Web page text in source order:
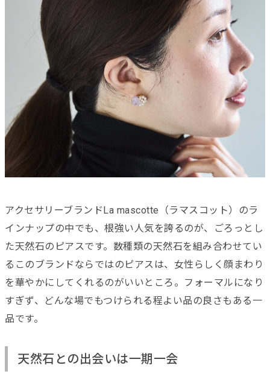
アクセサリーブランドLa mascotte（ラマスコット）のラ
インナップの中でも、根強い人気を誇るのが、ごろっとし
た天然石のピアスです。数種類の天然石を組み合わせてい
るこのブランドならではのピアスは、女性らしく顔まわり
を華やかにしてくれるのがいいところ。フォーマルになり
すぎず、どんな場でもつけられる程よい品の良さもある一
品です。
天然石との出会いは一期一会